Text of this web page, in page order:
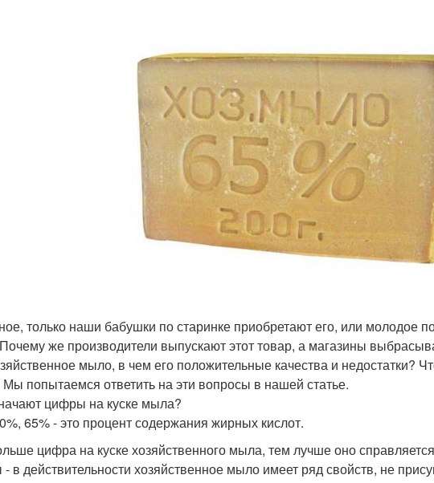
только наши бабушки по старинке приобретают его, или молодое
же производители выпускают этот товар, а магазины
мыло, в чем его положительные качества и недостатки?
попытаемся ответить на эти вопросы в нашей статье.
цифры на куске мыла?
65% - это процент содержания жирных кислот.
цифра на куске хозяйственного мыла, тем лучше оно
в действительности хозяйственное мыло имеет ряд свойств, не